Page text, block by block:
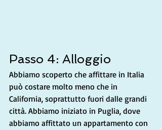
Passo 4: Alloggio
Abbiamo scoperto che affittare in Italia
può costare molto meno che in
California, soprattutto fuori dalle grandi
città. Abbiamo iniziato in Puglia, dove
abbiamo affittato un appartamento con